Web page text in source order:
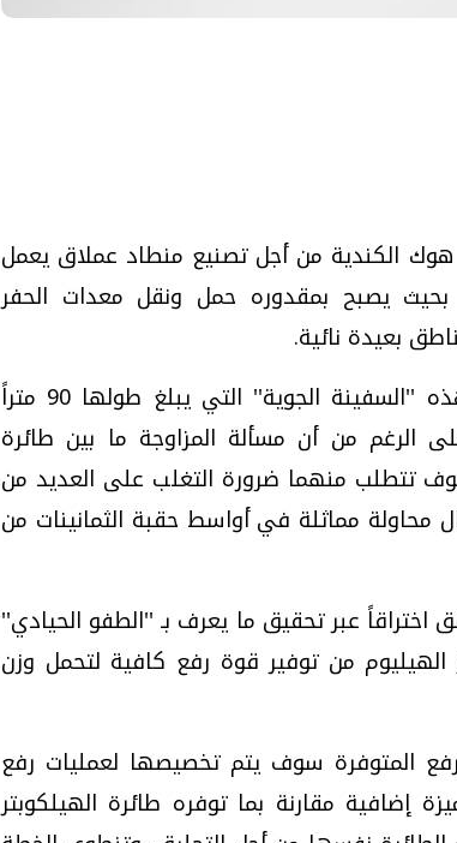
الكندية من أجل تصنيع منطاد عملاق يعمل
بحيث يصبح بمقدوره حمل ونقل معدات الحفر
بعيدة نائية.
وأعربت الشركتان عن أملهما في أن تصبح هذه ''السفينة الجوية'' التي يبلغ طولها 90 متراً
للخدمة التجارية بحلول العام 2012 على الرغم من أن مسألة المزاوجة ما بين طائرة
تتطلب منهما ضرورة التغلب على العديد من
مماثلة في أواسط حقبة الثمانينات من
عبر تحقيق ما يعرف بـ ''الطفو الحيادي''
الهيليوم من توفير قوة رفع كافية لتحمل وزن
المتوفرة سوف يتم تخصيصها لعمليات رفع
إضافية مقارنة بما توفره طائرة الهيلكوبتر
دليلك للتنسيق الجامعي .. تساؤلات
وإجابات
السبت، 01 اغسطس 2026 10:25 ص
تقنيات واعدة